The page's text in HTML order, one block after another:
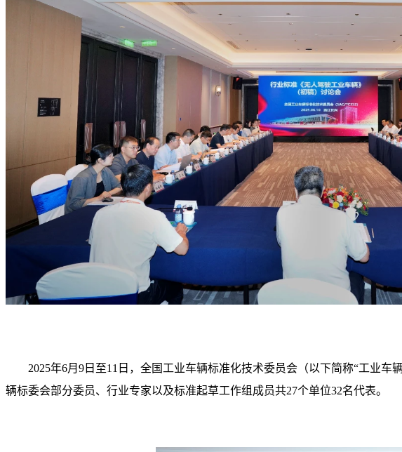
2025年6月9日至11日，全国工业车辆标准化技术委员会（以下简称“工业
辆标委会部分委员、行业专家以及标准起草工作组成员共27个单位32名代表。